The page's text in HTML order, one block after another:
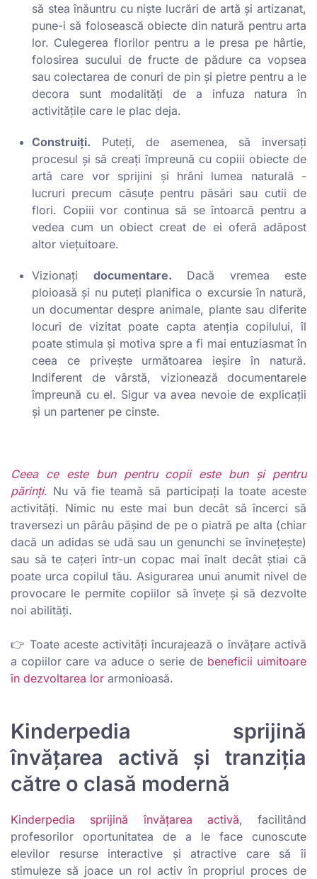
să stea înăuntru cu niște lucrări de artă și artizanat,
pune-i să folosească obiecte din natură pentru arta
lor. Culegerea florilor pentru a le presa pe hârtie,
folosirea sucului de fructe de pădure ca vopsea
sau colectarea de conuri de pin și pietre pentru a le
decora sunt modalități de a infuza natura în
activitățile care le plac deja.
Construiți. Puteți, de asemenea, să inversați
procesul și să creați împreună cu copiii obiecte de
artă care vor sprijini și hrăni lumea naturală -
lucruri precum căsuțe pentru păsări sau cutii de
flori. Copiii vor continua să se întoarcă pentru a
vedea cum un obiect creat de ei oferă adăpost
altor viețuitoare.
Vizionați documentare. Dacă vremea este
ploioasă și nu puteți planifica o excursie în natură,
un documentar despre animale, plante sau diferite
locuri de vizitat poate capta atenția copilului, îl
poate stimula și motiva spre a fi mai entuziasmat în
ceea ce privește următoarea ieșire în natură.
Indiferent de vârstă, vizionează documentarele
împreună cu el. Sigur va avea nevoie de explicații
și un partener pe cinste.
Ceea ce este bun pentru copii este bun și pentru
părinți. Nu vă fie teamă să participați la toate aceste
activități. Nimic nu este mai bun decât să încerci să
traversezi un pârâu pășind de pe o piatră pe alta (chiar
dacă un adidas se udă sau un genunchi se învinețește)
sau să te cațeri într-un copac mai înalt decât știai că
poate urca copilul tău. Asigurarea unui anumit nivel de
provocare le permite copiilor să învețe și să dezvolte
noi abilități.
👉 Toate aceste activități încurajează o învățare activă
a copiilor care va aduce o serie de beneficii uimitoare
în dezvoltarea lor armonioasă.
Kinderpedia sprijină
învățarea activă și tranziția
către o clasă modernă
Kinderpedia sprijină învățarea activă, facilitând
profesorilor oportunitatea de a le face cunoscute
elevilor resurse interactive și atractive care să îi
stimuleze să joace un rol activ în propriul proces de